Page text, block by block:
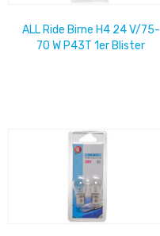
ALL Ride Birne H4 24 V/75-
70 W P43T 1er Blister